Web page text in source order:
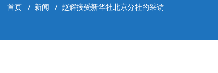
首页 / 新闻 / 赵辉接受新华社北京分社的采访